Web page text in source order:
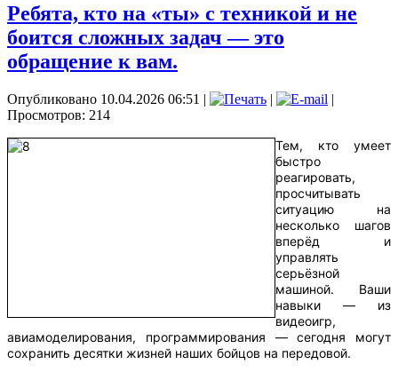
Ребята, кто на «ты» с техникой и не
боится сложных задач — это
обращение к вам.
Опубликовано 10.04.2026 06:51 | |
|
Просмотров: 214
Тем, кто умеет
быстро
реагировать,
просчитывать
ситуацию на
несколько шагов
вперёд и
управлять
серьёзной
машиной. Ваши
навыки — из
видеоигр,
авиамоделирования, программирования — сегодня могут
сохранить десятки жизней наших бойцов на передовой.